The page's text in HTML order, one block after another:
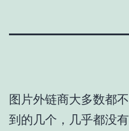
图片外链商大多数都
到的几个，几乎都没